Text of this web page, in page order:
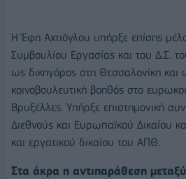
Η Έφη Αχτιόγλου υπήρξε επίσης
Συμβουλίου Εργασίας και του Δ.Σ.
ως δικηγόρος στη Θεσσαλονίκη και
κοινοβουλευτική βοηθός στο
Βρυξέλλες. Υπήρξε επιστημονική
Διεθνούς και Ευρωπαϊκού Δικαίου
και εργατικού δικαίου του ΑΠΘ.
Στα άκρα η αντιπαράθεση